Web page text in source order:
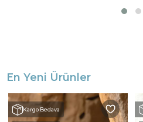
En Yeni Ürünler
Kargo Bedava